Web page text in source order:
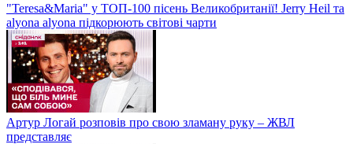
"Teresa&Maria" у ТОП-100 пісень Великобританії! Jerry Heil та
alyona alyona підкорюють світові чарти
Артур Логай розповів про свою зламану руку – ЖВЛ
представляє